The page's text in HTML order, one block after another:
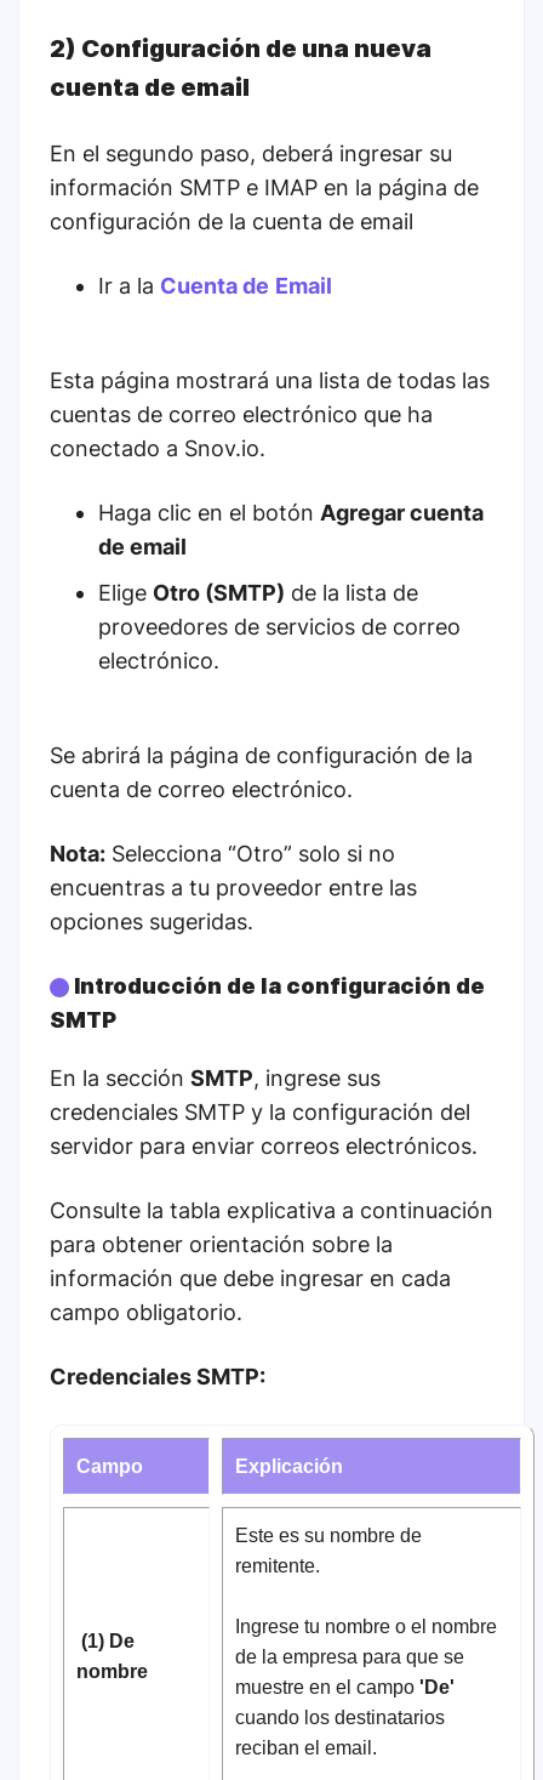
2) Configuración de una nueva
cuenta de email
En el segundo paso, deberá ingresar su
información SMTP e IMAP en la página de
configuración de la cuenta de email
Ir a la Cuenta de Email
Esta página mostrará una lista de todas las
cuentas de correo electrónico que ha
conectado a Snov.io.
Haga clic en el botón Agregar cuenta
de email
Elige Otro (SMTP) de la lista de
proveedores de servicios de correo
electrónico.
Se abrirá la página de configuración de la
cuenta de correo electrónico.
Nota: Selecciona “Otro” solo si no
encuentras a tu proveedor entre las
opciones sugeridas.
Introducción de la configuración de
SMTP
En la sección SMTP, ingrese sus
credenciales SMTP y la configuración del
servidor para enviar correos electrónicos.
Consulte la tabla explicativa a continuación
para obtener orientación sobre la
información que debe ingresar en cada
campo obligatorio.
Credenciales SMTP:
Campo Explicación
(1) De
nombre
Este es su nombre de
remitente.
Ingrese tu nombre o el nombre
de la empresa para que se
muestre en el campo 'De'
cuando los destinatarios
reciban el email.